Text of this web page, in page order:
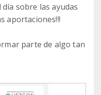
sobre las ayudas
aportaciones!!!
parte de algo tan